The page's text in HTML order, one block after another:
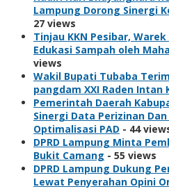
Lampung Dorong Sinergi
27 views
Tinjau KKN Pesibar,
Edukasi Sampah oleh
views
Wakil Bupati Tubaba
pangdam XXI Raden Intan
Pemerintah Daerah
Sinergi Data Perizinan
Optimalisasi PAD - 44
DPRD Lampung Minta
Bukit Camang - 55 views
DPRD Lampung Dukung
Lewat Penyerahan Opini